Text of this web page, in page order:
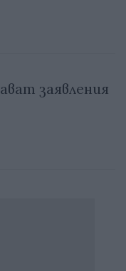
заявления